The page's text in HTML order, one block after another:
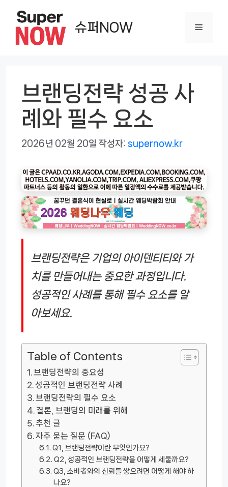
슈퍼NOW 메
브랜딩전략 성공 사
례와 필수 요소
2026년 02월 20일 작성자: supernow.kr
브랜딩전략은 기업의 아이덴티티와 가
치를 만들어내는 중요한 과정입니다.
성공적인 사례를 통해 필수 요소를 알
아보세요.
Table of Contents
브랜딩전략의 중요성
성공적인 브랜딩전략 사례
브랜딩전략의 필수 요소
결론, 브랜딩의 미래를 위해
추천 글
자주 묻는 질문 (FAQ)
Q1, 브랜딩전략이란 무엇인가요?
Q2, 성공적인 브랜딩전략을 어떻게 세울까요?
Q3, 소비者와의 신뢰를 쌓으려면 어떻게 해야 하
나요?